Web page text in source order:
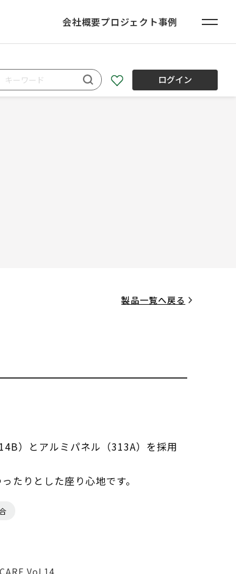
会社概要プロジェクト事例
ログイン
製品一覧へ戻る
）とアルミパネル（313A）を採用
たりとした座り心地です。
Vol.14